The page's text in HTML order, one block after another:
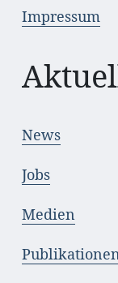
Impressum
News
Jobs
Medien